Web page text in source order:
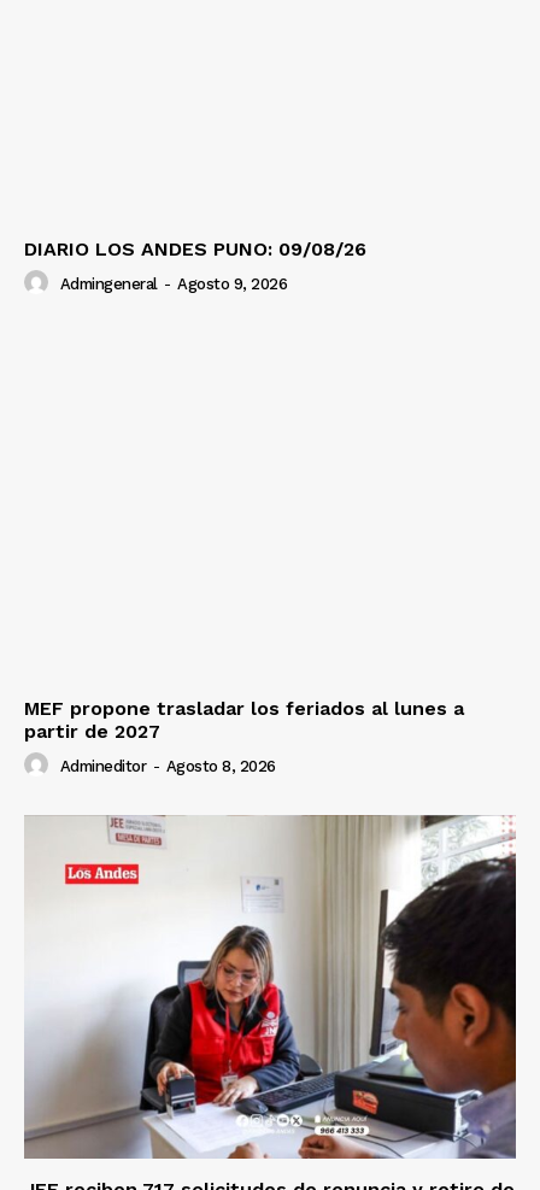
DIARIO LOS ANDES PUNO: 09/08/26
Admingeneral - Agosto 9, 2026
MEF propone trasladar los feriados al lunes a
partir de 2027
Admineditor - Agosto 8, 2026